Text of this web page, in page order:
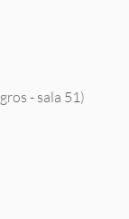
- sala 51)